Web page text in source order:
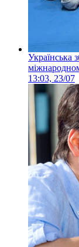
Українська
13:03, 23/07